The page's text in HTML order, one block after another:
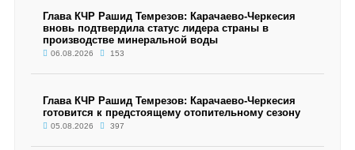
Глава КЧР Рашид Темрезов: Карачаево-Черкесия
вновь подтвердила статус лидера страны в
производстве минеральной воды
06.08.2026 153
Глава КЧР Рашид Темрезов: Карачаево-Черкесия
готовится к предстоящему отопительному сезону
05.08.2026 397